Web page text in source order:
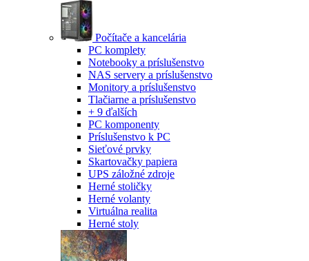
Počítače a kancelária
PC komplety
Notebooky a príslušenstvo
NAS servery a príslušenstvo
Monitory a príslušenstvo
Tlačiarne a príslušenstvo
+ 9 ďalších
PC komponenty
Príslušenstvo k PC
Sieťové prvky
Skartovačky papiera
UPS záložné zdroje
Herné stoličky
Herné volanty
Virtuálna realita
Herné stoly